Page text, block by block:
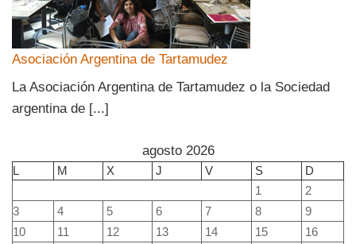
Asociación Argentina de Tartamudez
La Asociación Argentina de Tartamudez o la Sociedad
argentina de [...]
agosto 2026
L M X J V S
D
1
2
3
4 5 6 7 8
9
10
11 12 13 14 15
16